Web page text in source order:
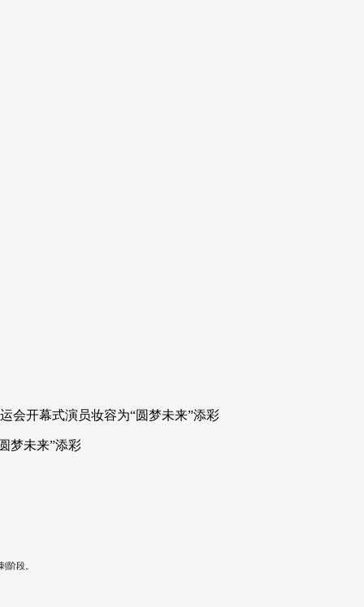
开幕式演员妆容为“圆梦未来”添彩
梦未来”添彩
段。